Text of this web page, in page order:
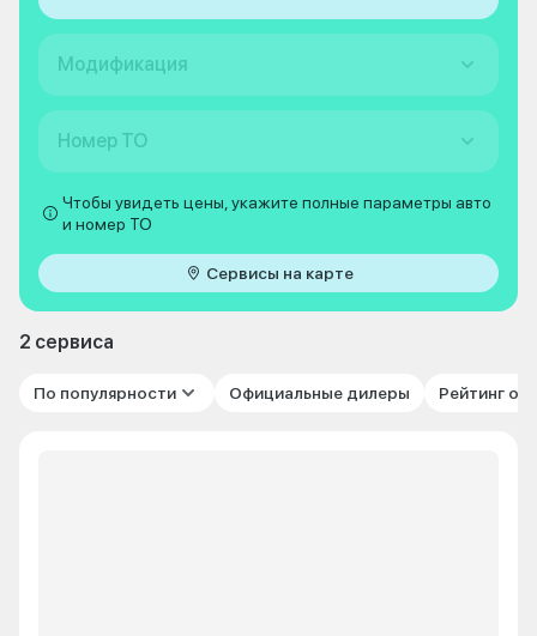
Модификация
Номер ТО
Чтобы увидеть цены, укажите полные параметры авто
и номер ТО
Сервисы на карте
2 сервиса
По популярности Официальные дилеры Рейтинг